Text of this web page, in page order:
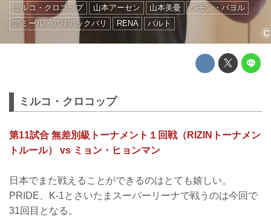
ミルコ・クロコップ
山本アーセン 山本美憂
シモン・バヨル
アミール・アリアックバリ
RENA バルト
ミルコ・クロコップ
第11試合 無差別級トーナメント１回戦（RIZINトーナメン
トルール） vs ミョン・ヒョンマン
日本でまた戦えることができるのはとても嬉しい。
PRIDE、K-1とさいたまスーパーリーナで戦うのは今回で
31回目となる。